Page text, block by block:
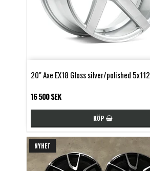
20" Axe EX18 Gloss silver/polished 5x112
16 500 SEK
KÖP
NYHET